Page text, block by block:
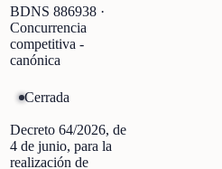
BDNS 886938 ·
Concurrencia
competitiva -
canónica
Cerrada
Decreto 64/2026, de
4 de junio, para la
realización de